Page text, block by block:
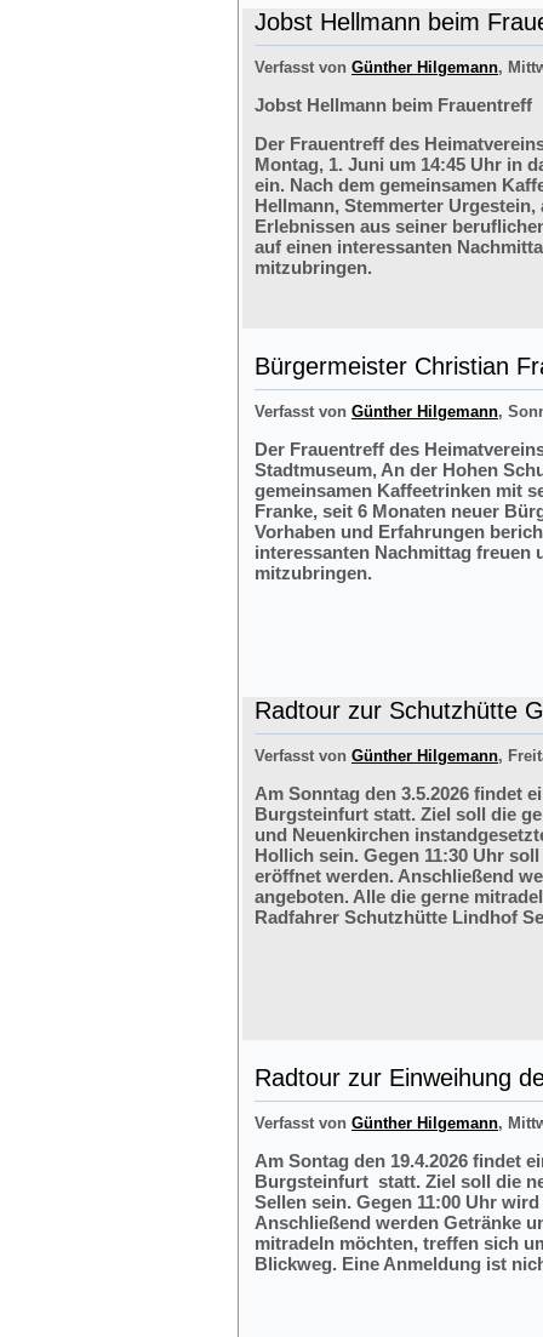
Jobst Hellmann beim
Verfasst von Günther Hilgemann,
Jobst Hellmann beim Frauentreff
Der Frauentreff des
Montag, 1. Juni um 14:45 Uhr in
ein. Nach dem gemeinsamen
Hellmann, Stemmerter
Erlebnissen aus seiner
auf einen interessanten
mitzubringen.
Bürgermeister Christian
Verfasst von Günther Hilgemann,
Der Frauentreff des
Stadtmuseum, An der Hohen
gemeinsamen Kaffeetrinken mit
Franke, seit 6 Monaten neuer
Vorhaben und Erfahrungen
interessanten Nachmittag freuen
mitzubringen.
Radtour zur Schutzhütte
Verfasst von Günther Hilgemann,
Am Sonntag den 3.5.2026 findet
Burgsteinfurt statt. Ziel soll die
und Neuenkirchen
Hollich sein. Gegen 11:30 Uhr
eröffnet werden. Anschließend
angeboten. Alle die gerne
Radfahrer Schutzhütte Lindhof
Radtour zur Einweihung
Verfasst von Günther Hilgemann,
Am Sontag den 19.4.2026 findet
Burgsteinfurt statt. Ziel soll die
Sellen sein. Gegen 11:00 Uhr
Anschließend werden Getränke
mitradeln möchten, treffen sich
Blickweg. Eine Anmeldung ist